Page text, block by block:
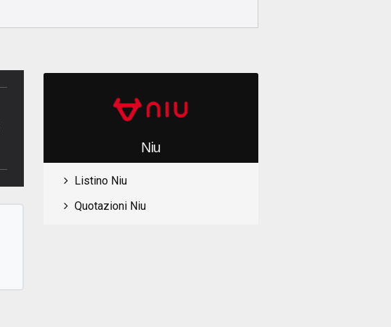
Niu
Listino Niu
Quotazioni Niu